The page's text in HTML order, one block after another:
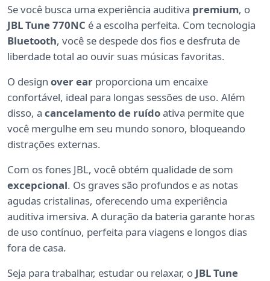
Se você busca uma experiência auditiva premium, o
JBL Tune 770NC é a escolha perfeita. Com tecnologia
Bluetooth, você se despede dos fios e desfruta de
liberdade total ao ouvir suas músicas favoritas.
O design over ear proporciona um encaixe
confortável, ideal para longas sessões de uso. Além
disso, a cancelamento de ruídoativa permite que
você mergulhe em seu mundo sonoro, bloqueando
distrações externas.
Com os fones JBL, você obtém qualidade de som
excepcional. Os graves são profundos e as notas
agudas cristalinas, oferecendo uma experiência
auditiva imersiva. A duração da bateria garante horas
de uso contínuo, perfeita para viagens e longos dias
fora de casa.
Seja para trabalhar, estudar ou relaxar, o JBL Tune